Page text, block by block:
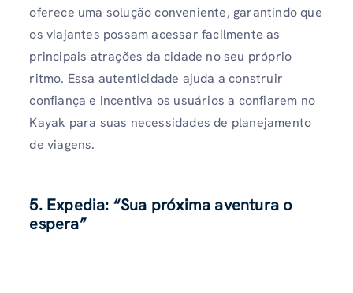
oferece uma solução conveniente, garantindo que
os viajantes possam acessar facilmente as
principais atrações da cidade no seu próprio
ritmo. Essa autenticidade ajuda a construir
confiança e incentiva os usuários a confiarem no
Kayak para suas necessidades de planejamento
de viagens.
5. Expedia: “Sua próxima aventura o
espera”